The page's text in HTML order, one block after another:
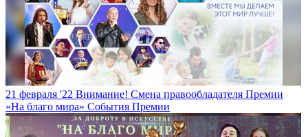
21 февраля '22 Внимание! Смена правообладателя Премии
«На благо мира» События Премии